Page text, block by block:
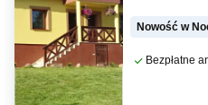
Nowość w
Bezpłatne